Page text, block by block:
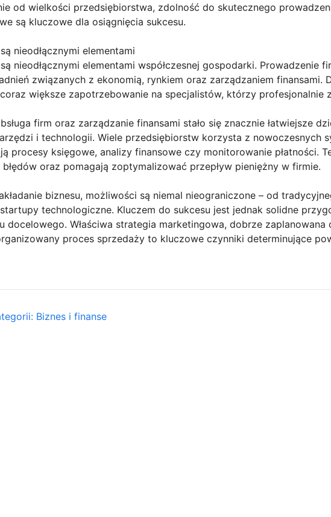
od wielkości przedsiębiorstwa, zdolność do skutecznego
są kluczowe dla osiągnięcia sukcesu.
nieodłącznymi elementami
nieodłącznymi elementami współczesnej gospodarki. Prowadzenie
związanych z ekonomią, rynkiem oraz zarządzaniem finansami.
większe zapotrzebowanie na specjalistów, którzy profesjonalnie
firm oraz zarządzanie finansami stało się znacznie łatwiejsze
i technologii. Wiele przedsiębiorstw korzysta z nowoczesnych
procesy księgowe, analizy finansowe czy monitorowanie płatności.
oraz pomagają zoptymalizować przepływ pieniężny w firmie.
biznesu, możliwości są niemal nieograniczone – od
technologiczne. Kluczem do sukcesu jest jednak solidne
docelowego. Właściwa strategia marketingowa, dobrze
proces sprzedaży to kluczowe czynniki determinujące
Biznes i finanse